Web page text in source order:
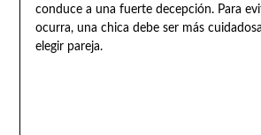
conduce a una fuerte decepción. Para
ocurra, una chica debe ser más
elegir pareja.